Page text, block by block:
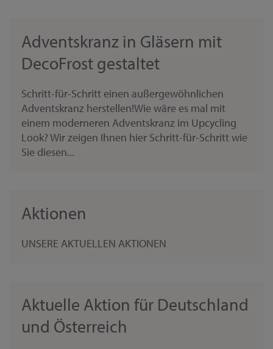
Adventskranz in Gläsern mit
DecoFrost gestaltet
Schritt-für-Schritt einen außergewöhnlichen
Adventskranz herstellen!Wie wäre es mal mit
einem moderneren Adventskranz im Upcycling
Look? Wir zeigen Ihnen hier Schritt-für-Schritt wie
Sie diesen...
Aktionen
UNSERE AKTUELLEN AKTIONEN
Aktuelle Aktion für Deutschland
und Österreich